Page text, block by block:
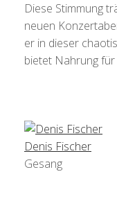
Diese Stimmung
neuen
er in dieser
bietet Nahrung für
Denis Fischer
Gesang